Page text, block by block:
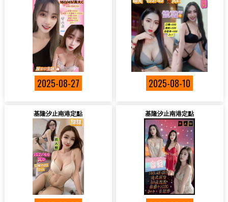
2025-08-27 2025-08-10
基隆汐止南港定點 基隆汐止南港定點